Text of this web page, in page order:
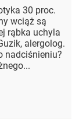
30 proc.
wciąż są
rąbka uchyla
alergolog.
nadciśnieniu?